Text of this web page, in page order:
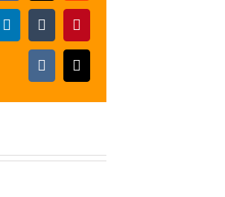
LinkedInTumblrPinterest
Vk Email